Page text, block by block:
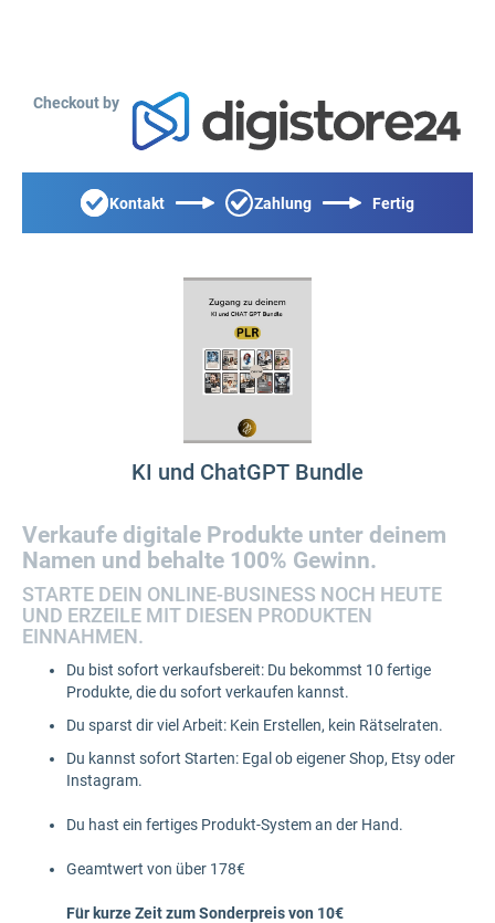
Checkout by
Kontakt Zahlung Fertig
KI und ChatGPT Bundle
Verkaufe digitale Produkte unter deinem
Namen und behalte 100% Gewinn.
STARTE DEIN ONLINE-BUSINESS NOCH HEUTE
UND ERZEILE MIT DIESEN PRODUKTEN
EINNAHMEN.
Du bist sofort verkaufsbereit: Du bekommst 10 fertige
Produkte, die du sofort verkaufen kannst.
Du sparst dir viel Arbeit: Kein Erstellen, kein Rätselraten.
Du kannst sofort Starten: Egal ob eigener Shop, Etsy oder
Instagram.
Du hast ein fertiges Produkt-System an der Hand.
Geamtwert von über 178€
Für kurze Zeit zum Sonderpreis von 10€